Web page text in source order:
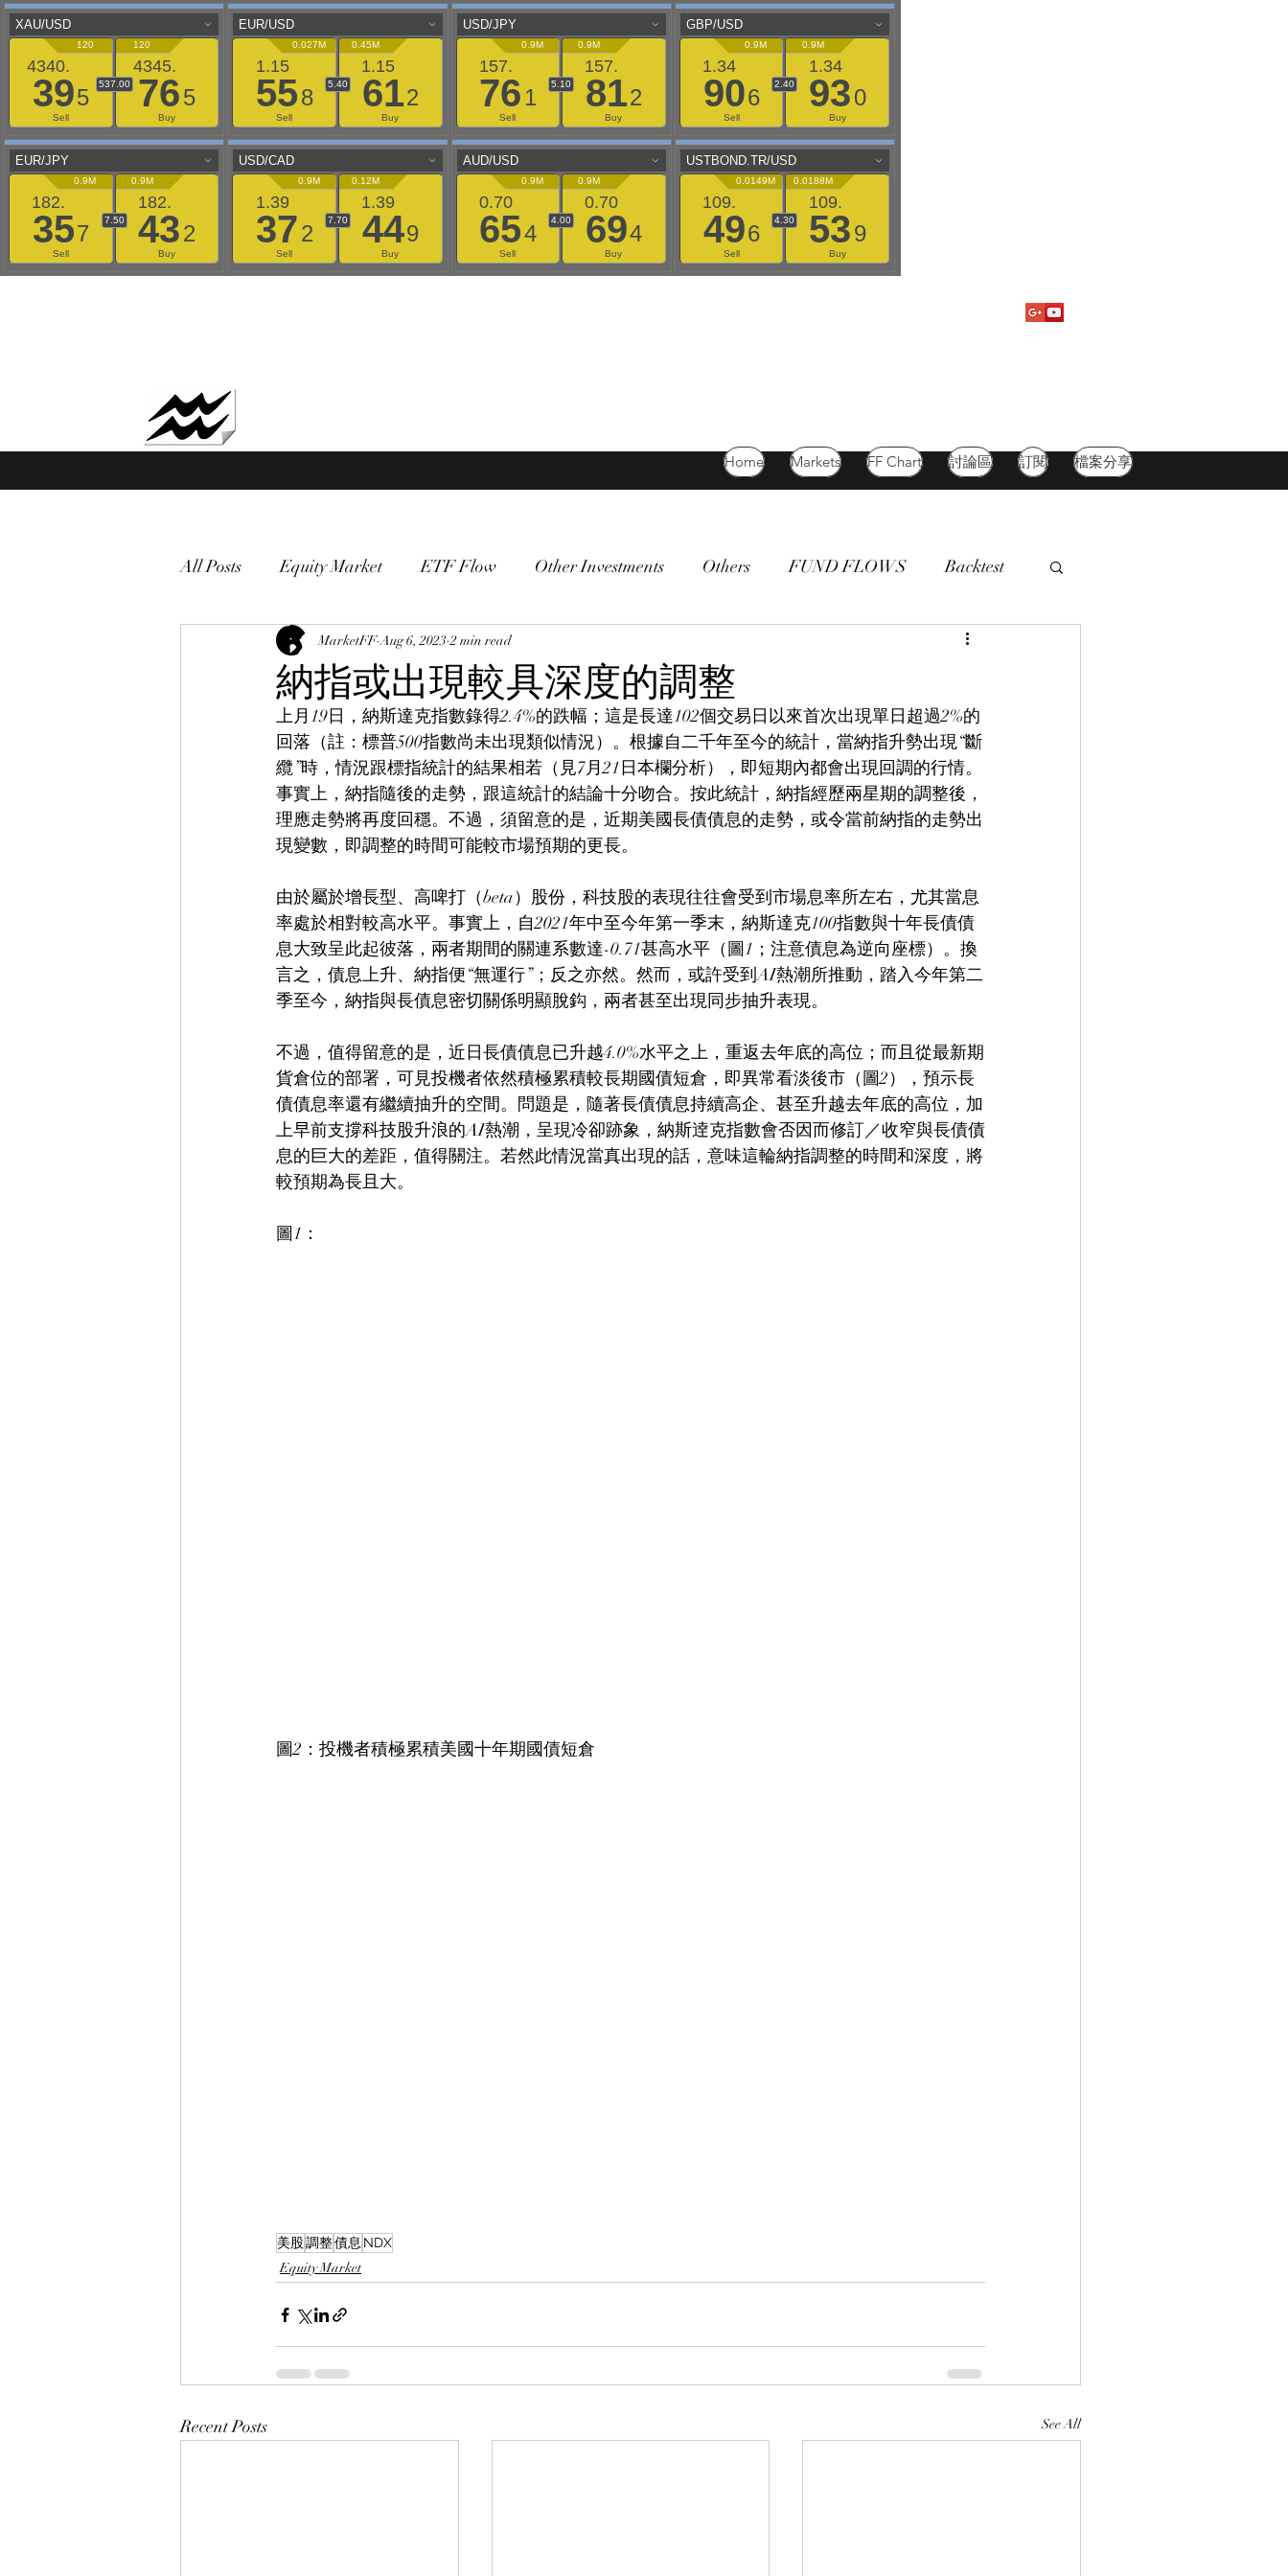
Home Markets FF Chart 討論區 訂閱 檔案分享
All Posts Equity Market ETF Flow Other Investments Others FUND FLOWS Backtest
VIX Market volatility Oil
Currency Macro
納指或出現較具深度的調整
MarketFF Aug 6, 2023 2 min read
上月19日，納斯達克指數錄得2.4%的跌幅；這是長達102個交易日以來首次出現單日超過2%的
回落（註：標普500指數尚未出現類似情況）。根據自二千年至今的統計，當納指升勢出現“斷
纜”時，情況跟標指統計的結果相若（見7月21日本欄分析），即短期內都會出現回調的行情。
事實上，納指隨後的走勢，跟這統計的結論十分吻合。按此統計，納指經歷兩星期的調整後，
理應走勢將再度回穩。不過，須留意的是，近期美國長債債息的走勢，或令當前納指的走勢出
現變數，即調整的時間可能較市場預期的更長。
由於屬於增長型、高啤打（beta）股份，科技股的表現往往會受到市場息率所左右，尤其當息
率處於相對較高水平。事實上，自2021年中至今年第一季末，納斯達克100指數與十年長債債
息大致呈此起彼落，兩者期間的關連系數達-0.71甚高水平（圖1；注意債息為逆向座標）。換
言之，債息上升、納指便“無運行”；反之亦然。然而，或許受到AI熱潮所推動，踏入今年第二
季至今，納指與長債息密切關係明顯脫鈎，兩者甚至出現同步抽升表現。
不過，值得留意的是，近日長債債息已升越4.0%水平之上，重返去年底的高位；而且從最新期
貨倉位的部署，可見投機者依然積極累積較長期國債短倉，即異常看淡後市（圖2），預示長
債債息率還有繼續抽升的空間。問題是，隨著長債債息持續高企、甚至升越去年底的高位，加
上早前支撐科技股升浪的AI熱潮，呈現冷卻跡象，納斯逹克指數會否因而修訂／收窄與長債債
息的巨大的差距，值得關注。若然此情況當真出現的話，意味這輪納指調整的時間和深度，將
較預期為長且大。
圖1：
圖2：投機者積極累積美國十年期國債短倉
美股調整債息 NDX
Equity Market
Recent Posts See All